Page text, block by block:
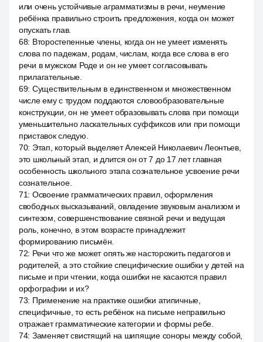
или очень устойчивые аграмматизмы в речи, неумение
ребёнка правильно строить предложения, когда он может
опускать глав.
68: Второстепенные члены, когда он не умеет изменять
слова по падежам, родам, числам, когда все слова в его
речи в мужском Роде и он не умеет согласовывать
прилагательные.
69: Существительным в единственном и множественном
числе ему с трудом поддаются словообразовательные
конструкции, он не умеет образовывать слова при помощи
уменьшительно ласкательных суффиксов или при помощи
приставок следую.
70: Этап, который выделяет Алексей Николаевич Леонтьев,
это школьный этап, и длится он от 7 до 17 лет главная
особенность школьного этапа сознательное усвоение речи
сознательное.
71: Освоение грамматических правил, оформления
свободных высказываний, овладение звуковым анализом и
синтезом, совершенствование связной речи и ведущая
роль, конечно, в этом возрасте принадлежит
формированию письмён.
72: Речи что же может опять же насторожить педагогов и
родителей, а это стойкие специфические ошибки у детей на
письме и при чтении, когда ошибки не касаются правил
орфографии и их?
73: Применение на практике ошибки атипичные,
специфичные, то есть ребёнок на письме неправильно
отражает грамматические категории и формы ребе.
74: Заменяет свистящий на шипящие соноры между собой,